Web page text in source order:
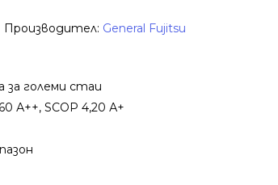
Производител: General Fujitsu
за големи стаи
А++, SCOP 4,20 А+